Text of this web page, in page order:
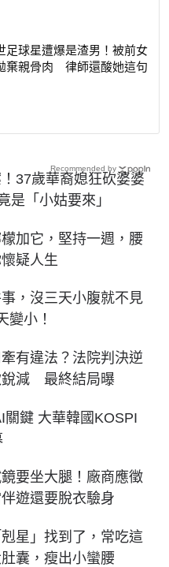
足球星遭爆是渣男！被前女
棄親骨肉 律師還酸她這句
37歲華裔媳狂砍婆婆
「小姑要來」
加它，堅持一週，腰
疑人生
，沒三天小腹就不見
變小！
有違法？法院判決逆
銳減 最終結局曝
關鍵 大華韓國KOSPI
要坐大腿！廠商應徵
遊還要脫衣驗身
星」找到了，常吃這
囊，瘦出小蠻腰
Recommended by